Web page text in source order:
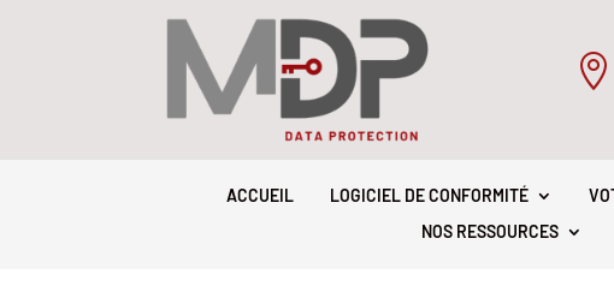

ACCUEIL LOGICIEL DE CONFORMITÉ
NOS RESSOURCES